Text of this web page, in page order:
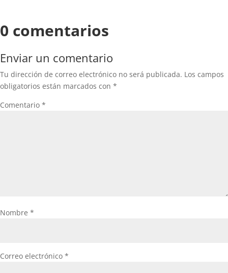
0 comentarios
Enviar un comentario
Tu dirección de correo electrónico no será publicada. Los campos
obligatorios están marcados con *
Comentario *
Nombre *
Correo electrónico *